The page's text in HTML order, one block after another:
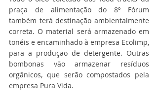
praça de alimentação do 8º Fórum
também terá destinação ambientalmente
correta. O material será armazenado em
tonéis e encaminhado à empresa Ecolimp,
para a produção de detergente. Outras
bombonas vão armazenar resíduos
orgânicos, que serão compostados pela
empresa Pura Vida.